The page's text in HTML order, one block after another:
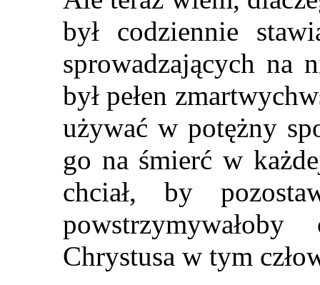
był codziennie
sprowadzających na
był pełen
używać w potężny
go na śmierć w
chciał, by
Chrystusa w tym